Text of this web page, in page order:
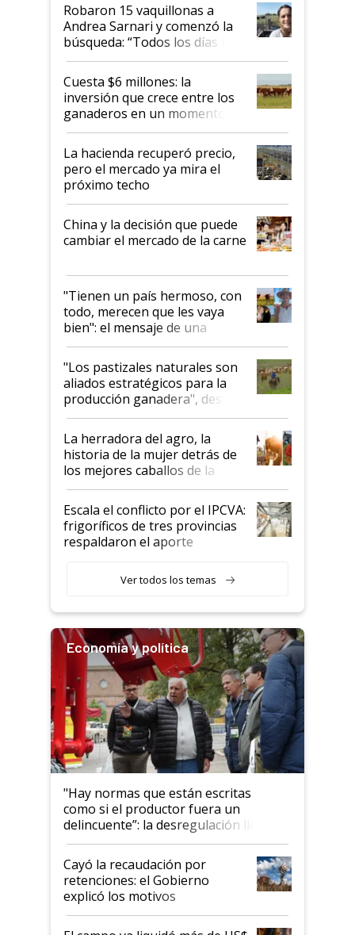
Robaron 15 vaquillonas a
Andrea Sarnari y comenzó la
búsqueda: “Todos los días le
toca a algún productor”
Cuesta $6 millones: la
inversión que crece entre los
ganaderos en un momento
histórico para la actividad
La hacienda recuperó precio,
pero el mercado ya mira el
próximo techo
China y la decisión que puede
cambiar el mercado de la carne
"Tienen un país hermoso, con
todo, merecen que les vaya
bien": el mensaje de una
ganadera uruguaya sobre las
oportunidades que se abren
para el agro en Argentina, con
foco en la carne
"Los pastizales naturales son
aliados estratégicos para la
producción ganadera", destaca
la iniciativa que ya reúne a 46
establecimientos en Argentina
La herradora del agro, la
historia de la mujer detrás de
los mejores caballos de la
Argentina y los mitos que
todavía hacen sufrir a estos
animales: "Mientras me
descalificaban, yo seguí
haciendo currículum"
Escala el conflicto por el IPCVA:
frigoríficos de tres provincias
respaldaron el aporte
Ver todos los temas
Economía y política
"Hay normas que están escritas
como si el productor fuera un
delincuente”: la desregulación llegó
al Congreso Aapresid y hasta se
habló del financiamiento al IPCVA
Cayó la recaudación por
retenciones: el Gobierno
explicó los motivos